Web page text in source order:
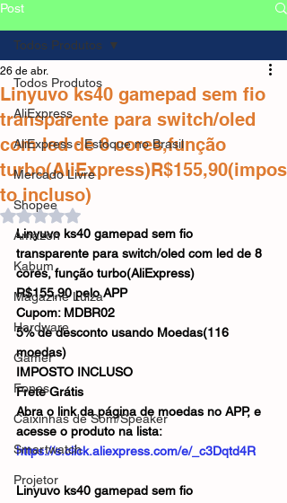
Post
Todos Produtos
AliExpress
AliExpress - Estoque no Brasil
Mercado Livre
Shopee
Amazon
Kabum
Magazine Luiza
Hardware
Gamer
Fones
Caixinhas de Som/Speaker
Smartwatch
Projetor
Todos Produtos
Linyuvo ks40 gamepad sem fio
transparente para switch/oled
com led de 8 cores,função
turbo(AliExpress)R$155,90(impos
to incluso)
26 de abr.
Avaliado com NaN de 5 estrelas.
Linyuvo ks40 gamepad sem fio
transparente para switch/oled com led de 8
cores, função turbo(AliExpress)
R$155,90 pelo APP
Cupom: MDBR02
5% de desconto usando Moedas(116
moedas)
IMPOSTO INCLUSO
Frete Grátis
Abra o link da página de moedas no APP, e
acesse o produto na lista:
https://s.click.aliexpress.com/e/_c3Dqtd4R
Linyuvo ks40 gamepad sem fio